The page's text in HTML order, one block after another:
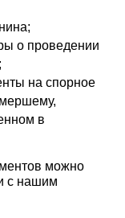
о проведении
на спорное
в
можно
с нашим